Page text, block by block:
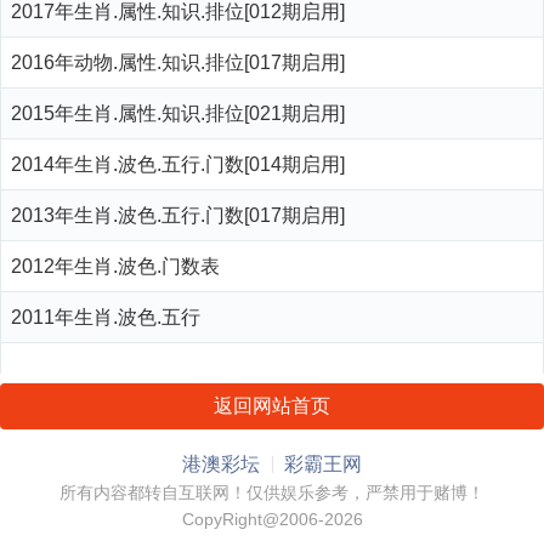
2017年生肖.属性.知识.排位[012期启用]
2016年动物.属性.知识.排位[017期启用]
2015年生肖.属性.知识.排位[021期启用]
2014年生肖.波色.五行.门数[014期启用]
2013年生肖.波色.五行.门数[017期启用]
2012年生肖.波色.门数表
2011年生肖.波色.五行
返回网站首页
港澳彩坛 彩霸王网
所有内容都转自互联网！仅供娱乐参考，严禁用于赌博！
CopyRight@2006-2026